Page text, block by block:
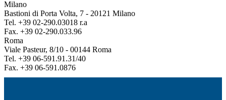
Milano
Bastioni di Porta Volta, 7 - 20121 Milano
Tel. +39 02-290.03018 r.a
Fax. +39 02-290.033.96
Roma
Viale Pasteur, 8/10 - 00144 Roma
Tel. +39 06-591.91.31/40
Fax. +39 06-591.0876